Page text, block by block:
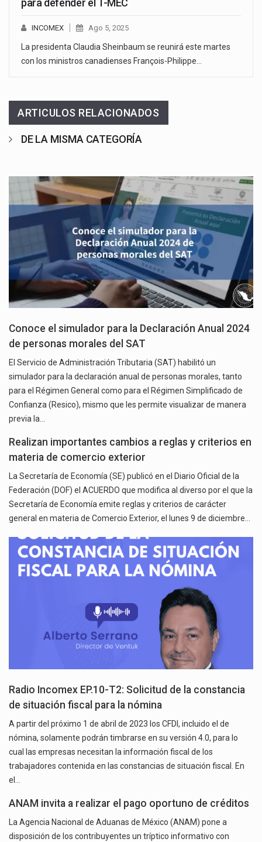
INCOMEX Ago 5, 2025
La presidenta Claudia Sheinbaum se reunirá este martes
con los ministros canadienses François-Philippe…
ARTICULOS RELACIONADOS
DE LA MISMA CATEGORÍA
Conoce el simulador para la Declaración Anual 2024
de personas morales del SAT
El Servicio de Administración Tributaria (SAT) habilitó un
simulador para la declaración anual de personas morales, tanto
para el Régimen General como para el Régimen Simplificado de
Confianza (Resico), mismo que les permite visualizar de manera
previa la…
Realizan importantes cambios a reglas y criterios en
materia de comercio exterior
La Secretaría de Economía (SE) publicó en el Diario Oficial de la
Federación (DOF) el ACUERDO que modifica al diverso por el que la
Secretaría de Economía emite reglas y criterios de carácter
general en materia de Comercio Exterior, el lunes 9 de diciembre…
Radio Incomex EP.10-T2: Solicitud de la constancia
de situación fiscal para la nómina
A partir del próximo 1 de abril de 2023 los CFDI, incluido el de
nómina, solamente podrán timbrarse en su versión 4.0, para lo
cual las empresas necesitan la información fiscal de los
trabajadores contenida en las constancias de situación fiscal. En
el…
ANAM invita a realizar el pago oportuno de créditos
La Agencia Nacional de Aduanas de México (ANAM) pone a
disposición de los contribuyentes un tríptico informativo con